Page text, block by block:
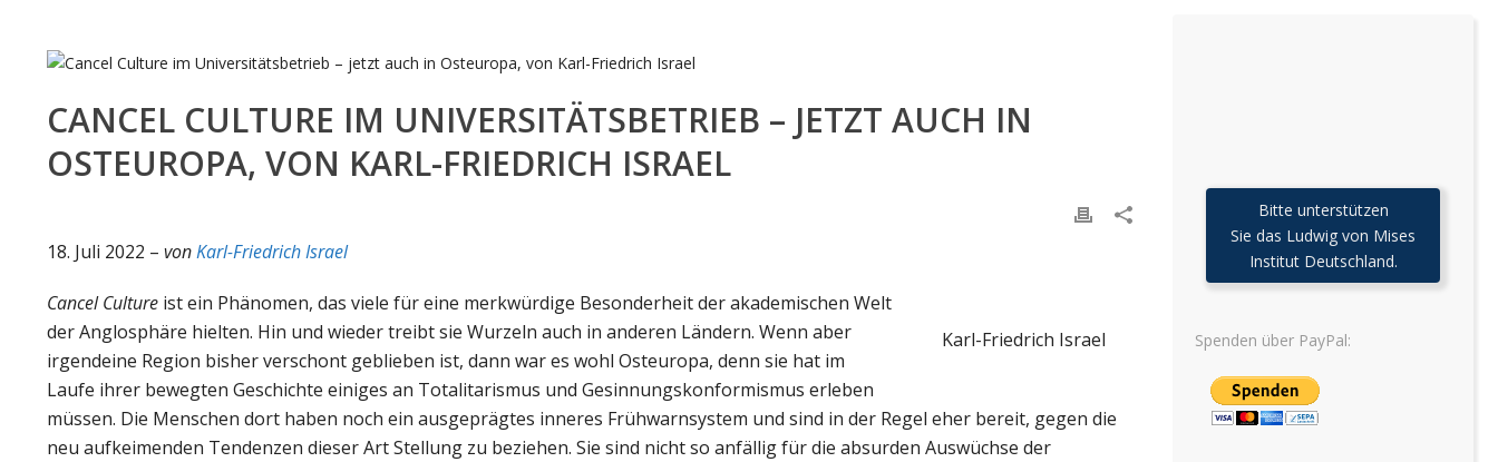
CANCEL CULTURE IM UNIVERSITÄTSBETRIEB – JETZT AUCH IN
OSTEUROPA, VON KARL-FRIEDRICH ISRAEL
18. Juli 2022 – vonKarl-Friedrich Israel
Karl-Friedrich Israel
Cancel Culture ist ein Phänomen, das viele für eine merkwürdige Besonderheit der akademischen Welt
der Anglosphäre hielten. Hin und wieder treibt sie Wurzeln auch in anderen Ländern. Wenn aber
irgendeine Region bisher verschont geblieben ist, dann war es wohl Osteuropa, denn sie hat im
Laufe ihrer bewegten Geschichte einiges an Totalitarismus und Gesinnungskonformismus erleben
müssen. Die Menschen dort haben noch ein ausgeprägtes inneres Frühwarnsystem und sind in der Regel eher bereit, gegen die
neu aufkeimenden Tendenzen dieser Art Stellung zu beziehen. Sie sind nicht so anfällig für die absurden Auswüchse der
Bitte unterstützen
Sie das Ludwig von Mises
Institut Deutschland.
Spenden über PayPal: